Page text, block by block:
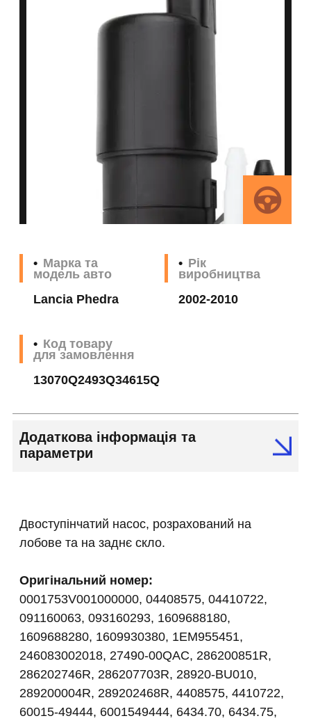
Марка та
модель авто
Lancia Phedra
Рік
виробництва
2002-2010
Код товару
для замовлення
13070Q2493Q34615Q
Додаткова інформація та
параметри
Двоступінчатий насос, розрахований на
лобове та на заднє скло.
Оригінальний номер:
0001753V001000000, 04408575, 04410722,
091160063, 093160293, 1609688180,
1609688280, 1609930380, 1EM955451,
246083002018, 27490-00QAC, 286200851R,
286202746R, 286207703R, 28920-BU010,
289200004R, 289202468R, 4408575, 4410722,
60015-49444, 6001549444, 6434.70, 6434.75,